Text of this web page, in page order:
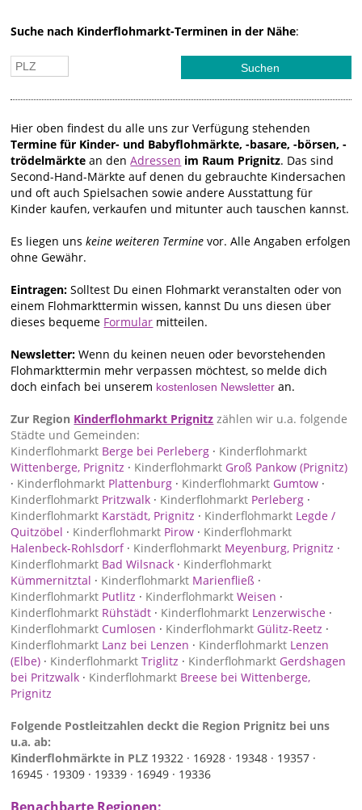
Suche nach Kinderflohmarkt-Terminen in der Nähe:
Hier oben findest du alle uns zur Verfügung stehenden
Termine für Kinder- und Babyflohmärkte, -basare, -börsen, -
trödelmärkte an denAdressen im Raum Prignitz. Das sind
Second-Hand-Märkte auf denen du gebrauchte Kindersachen
und oft auch Spielsachen sowie andere Ausstattung für
Kinder kaufen, verkaufen und mitunter auch tauschen kannst.
Es liegen unskeine weiteren Termine vor. Alle Angaben erfolgen
ohne Gewähr.
Eintragen:Solltest Du einen Flohmarkt veranstalten oder von
einem Flohmarkttermin wissen, kannst Du uns diesen über
dieses bequeme Formular mitteilen.
Newsletter: Wenn du keinen neuen oder bevorstehenden
Flohmarkttermin mehr verpassen möchtest, so melde dich
doch einfach bei unserem kostenlosen Newsletter an.
Zur Region Kinderflohmarkt Prignitz zählen wir u.a. folgende
Städte und Gemeinden:
Kinderflohmarkt Berge bei Perleberg · Kinderflohmarkt
Wittenberge, Prignitz · Kinderflohmarkt Groß Pankow (Prignitz)
· Kinderflohmarkt Plattenburg · Kinderflohmarkt Gumtow ·
Kinderflohmarkt Pritzwalk · Kinderflohmarkt Perleberg ·
Kinderflohmarkt Karstädt, Prignitz · Kinderflohmarkt Legde /
Quitzöbel · Kinderflohmarkt Pirow · Kinderflohmarkt
Halenbeck-Rohlsdorf· Kinderflohmarkt Meyenburg, Prignitz ·
Kinderflohmarkt Bad Wilsnack · Kinderflohmarkt
Kümmernitztal · Kinderflohmarkt Marienfließ ·
Kinderflohmarkt Putlitz · Kinderflohmarkt Weisen ·
Kinderflohmarkt Rühstädt · Kinderflohmarkt Lenzerwische ·
Kinderflohmarkt Cumlosen · Kinderflohmarkt Gülitz-Reetz ·
Kinderflohmarkt Lanz bei Lenzen · Kinderflohmarkt Lenzen
(Elbe) · Kinderflohmarkt Triglitz · Kinderflohmarkt Gerdshagen
bei Pritzwalk · Kinderflohmarkt Breese bei Wittenberge,
Prignitz
Folgende Postleitzahlen deckt die Region Prignitz bei uns
u.a. ab:
Kinderflohmärkte in PLZ 19322 · 16928 · 19348 · 19357 ·
16945 · 19309 · 19339 · 16949 · 19336